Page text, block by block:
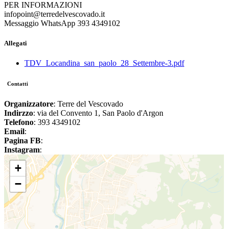
PER INFORMAZIONI
infopoint@terredelvescovado.it
Messaggio WhatsApp 393 4349102
Allegati
TDV_Locandina_san_paolo_28_Settembre-3.pdf
Contatti
Organizzatore: Terre del Vescovado
Indirzzo: via del Convento 1, San Paolo d'Argon
Telefono: 393 4349102
Email:
Pagina FB:
Instagram:
+
−